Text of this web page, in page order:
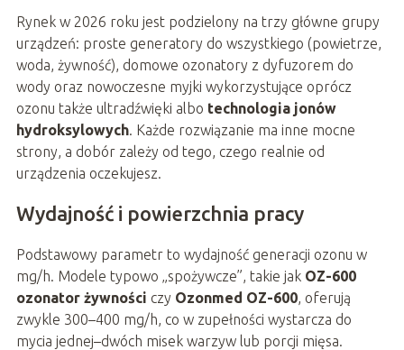
Rynek w 2026 roku jest podzielony na trzy główne grupy
urządzeń: proste generatory do wszystkiego (powietrze,
woda, żywność), domowe ozonatory z dyfuzorem do
wody oraz nowoczesne myjki wykorzystujące oprócz
ozonu także ultradźwięki albo technologia jonów
hydroksylowych. Każde rozwiązanie ma inne mocne
strony, a dobór zależy od tego, czego realnie od
urządzenia oczekujesz.
Wydajność i powierzchnia pracy
Podstawowy parametr to wydajność generacji ozonu w
mg/h. Modele typowo „spożywcze”, takie jak OZ-600
ozonator żywności czy Ozonmed OZ-600, oferują
zwykle 300–400 mg/h, co w zupełności wystarcza do
mycia jednej–dwóch misek warzyw lub porcji mięsa.